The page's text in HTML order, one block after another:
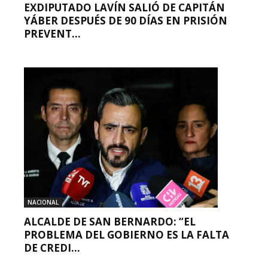
EXDIPUTADO LAVÍN SALIÓ DE CAPITÁN
YÁBER DESPUÉS DE 90 DÍAS EN PRISIÓN
PREVENT...
NACIONAL
ALCALDE DE SAN BERNARDO: “EL
PROBLEMA DEL GOBIERNO ES LA FALTA
DE CREDI...